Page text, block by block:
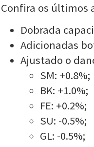
Confira os últimos
Dobrada
Adicionadas
Ajustado o
SM: +0.8%;
BK: +1.0%;
FE: +0.2%;
SU: -0.5%;
GL: -0.5%;